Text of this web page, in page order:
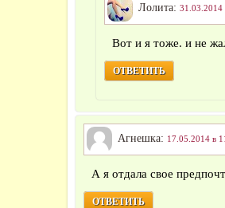
Лолита: 31.03.2014
Вот и я тоже. и не
ОТВЕТИТЬ
Агнешка: 17.05.2014 в
А я отдала свое
ОТВЕТИТЬ